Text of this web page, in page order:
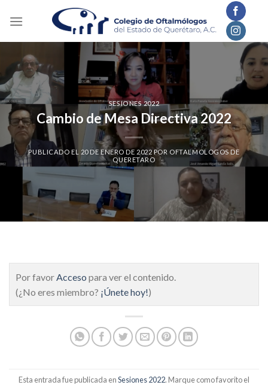
SESIONES 2022
Cambio de Mesa Directiva 2022
PUBLICADO EL 20 DE ENERO DE 2022POR OFTALMOLOGOS DE
QUERETARO
Por favorAcceso para ver el contenido.
(¿No eres miembro? ¡Únete hoy!)
Esta entrada fue publicada enSesiones 2022. Marque como favorito el